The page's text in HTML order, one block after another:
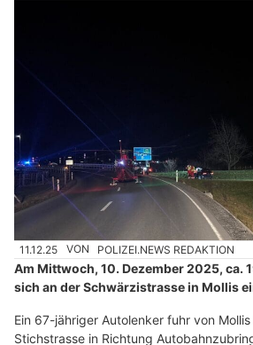
11.12.25 VON POLIZEI.NEWS REDAKTION
Am Mittwoch, 10. Dezember 2025, ca.
sich an der Schwärzistrasse in Mollis
Ein 67-jähriger Autolenker fuhr von
Stichstrasse in Richtung